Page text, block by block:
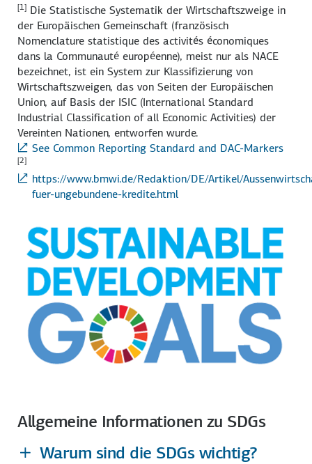
[1] Die Statistische Systematik der Wirtschaftszweige in
der Europäischen Gemeinschaft (französisch
Nomenclature statistique des activités économiques
dans la Communauté européenne), meist nur als NACE
bezeichnet, ist ein System zur Klassifizierung von
Wirtschaftszweigen, das von Seiten der Europäischen
Union, auf Basis der ISIC (International Standard
Industrial Classification of all Economic Activities) der
Vereinten Nationen, entworfen wurde.
See Common Reporting Standard and DAC-Markers
[2]
https://www.bmwi.de/Redaktion/DE/Artikel/
fuer-ungebundene-kredite.html
Allgemeine Informationen zu SDGs
Warum sind die SDGs wichtig?